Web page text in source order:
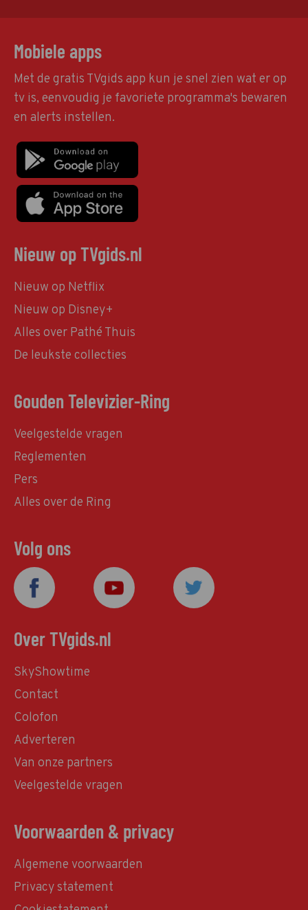
Mobiele apps
Met de gratis TVgids app kun je snel zien wat er op
tv is, eenvoudig je favoriete programma's bewaren
en alerts instellen.
Nieuw op TVgids.nl
Nieuw op Netflix
Nieuw op Disney+
Alles over Pathé Thuis
De leukste collecties
Gouden Televizier-Ring
Veelgestelde vragen
Reglementen
Pers
Alles over de Ring
Volg ons
Over TVgids.nl
SkyShowtime
Contact
Colofon
Adverteren
Van onze partners
Veelgestelde vragen
Voorwaarden & privacy
Algemene voorwaarden
Privacy statement